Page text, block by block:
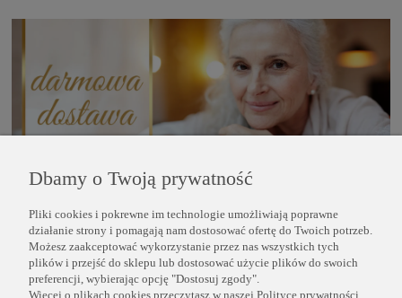
POMOC
INFORMACJE
Dbamy o Twoją prywatność
Pliki cookies i pokrewne im technologie umożliwiają poprawne
działanie strony i pomagają nam dostosować ofertę do Twoich potrzeb.
Możesz zaakceptować wykorzystanie przez nas wszystkich tych
plików i przejść do sklepu lub dostosować użycie plików do swoich
preferencji, wybierając opcję "Dostosuj zgody".
Więcej o plikach cookies przeczytasz w naszej Polityce prywatności.